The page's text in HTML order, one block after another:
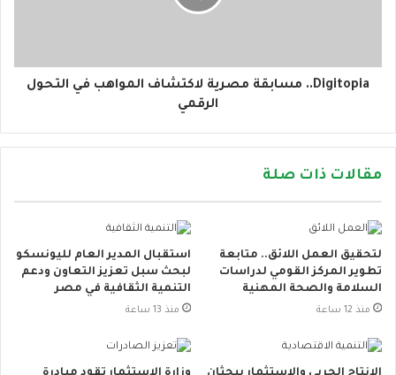
Digitopia.. مسابقة مصرية لاكتشاف المواهب في التحول
الرقمي
مقالات ذات صلة
لتحقيق العمل اللائق.. متابعة
تطوير المركز القومي لدراسات
السلامة والصحة المهنية
منذ 12 ساعة
استقبال المدير العام لليونسكو
لبحث سبل تعزيز التعاون ودعم
التنمية الثقافية في مصر
منذ 13 ساعة